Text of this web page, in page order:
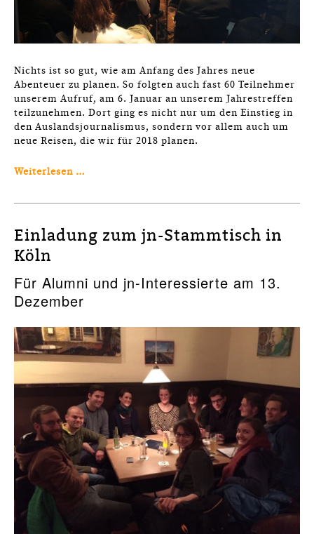
Nichts ist so gut, wie am Anfang des Jahres neue
Abenteuer zu planen. So folgten auch fast 60 Teilnehmer
unserem Aufruf, am 6. Januar an unserem Jahrestreffen
teilzunehmen. Dort ging es nicht nur um den Einstieg in
den Auslandsjournalismus, sondern vor allem auch um
neue Reisen, die wir für 2018 planen.
Weiterlesen …
Einladung zum jn-Stammtisch in
Köln
Für Alumni und jn-Interessierte am 13.
Dezember